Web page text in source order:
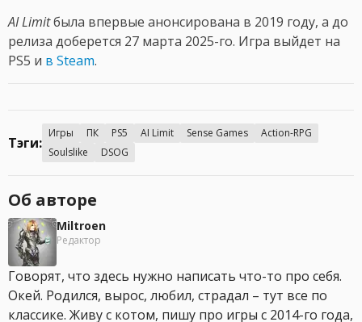
AI Limitбыла впервые анонсирована в 2019 году, а до
релиза доберется 27 марта 2025-го. Игра выйдет на
PS5 и в Steam.
Тэги:
Игры ПК PS5 AI Limit Sense Games
Action-RPG
Soulslike
DSOG
Об авторе
Miltroen
Редактор
Говорят, что здесь нужно написать что-то про себя.
Окей. Родился, вырос, любил, страдал – тут все по
классике. Живу с котом, пишу про игры с 2014-го года,